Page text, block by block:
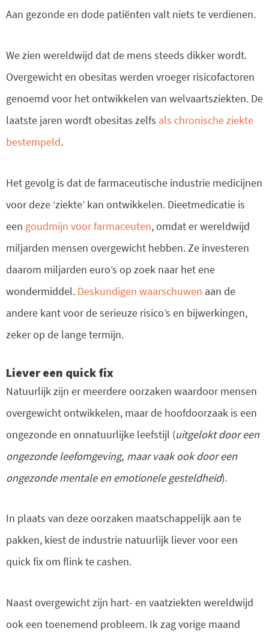
Aan gezonde en dode patiënten valt niets te verdienen.
We zien wereldwijd dat de mens steeds dikker wordt.
Overgewicht en obesitas werden vroeger risicofactoren
genoemd voor het ontwikkelen van welvaartsziekten. De
laatste jaren wordt obesitas zelfs als chronische ziekte
bestempeld.
Het gevolg is dat de farmaceutische industrie medicijnen
voor deze ‘ziekte’ kan ontwikkelen. Dieetmedicatie is
een goudmijn voor farmaceuten, omdat er wereldwijd
miljarden mensen overgewicht hebben. Ze investeren
daarom miljarden euro’s op zoek naar het ene
wondermiddel. Deskundigen waarschuwen aan de
andere kant voor de serieuze risico’s en bijwerkingen,
zeker op de lange termijn.
Liever een quick fix
Natuurlijk zijn er meerdere oorzaken waardoor mensen
overgewicht ontwikkelen, maar de hoofdoorzaak is een
ongezonde en onnatuurlijke leefstijl (uitgelokt door een
ongezonde leefomgeving, maar vaak ook door een
ongezonde mentale en emotionele gesteldheid).
In plaats van deze oorzaken maatschappelijk aan te
pakken, kiest de industrie natuurlijk liever voor een
quick fix om flink te cashen.
Naast overgewicht zijn hart- en vaatziekten wereldwijd
ook een toenemend probleem. Ik zag vorige maand